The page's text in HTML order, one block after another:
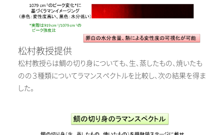
松村教授提供
松村教授らは鯛の切り身についても、生、蒸したもの、焼いたも
のの３種類についてラマンスペクトルを比較し、次の結果を得ま
した。